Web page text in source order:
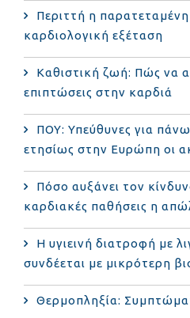
Περιττή η
καρδιολογική εξέταση
Καθιστική ζωή: Πώς να
επιπτώσεις στην καρδιά
ΠΟΥ: Υπεύθυνες για
ετησίως στην Ευρώπη οι
Πόσο αυξάνει τον
καρδιακές παθήσεις η
Η υγιεινή διατροφή με
συνδέεται με μικρότερη
Θερμοπληξία: